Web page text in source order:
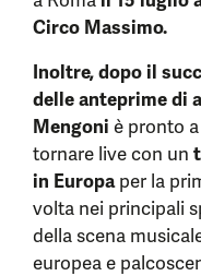
Circo Massimo.
Inoltre, dopo il
delle anteprime di
Mengoni è pronto a
tornare live con un
in Europaper la
volta nei principali
della scena
europea e